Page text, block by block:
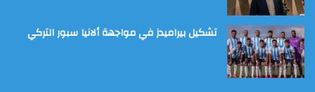
تشكيل بيراميدز في مواجهة ألانيا سبور التركي